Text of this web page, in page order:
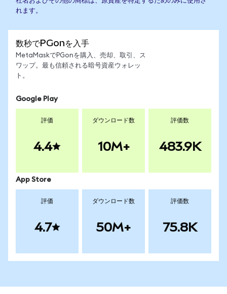
れます。
数秒でPGonを入手
MetaMaskでPGonを購入、売却、取引、ス
ワップ。最も信頼される暗号資産ウォレッ
ト。
Google Play
評価
4.4
ダウンロード数
10M+
評価数
483.9K
App Store
評価
4.7
ダウンロード数
50M+
評価数
75.8K